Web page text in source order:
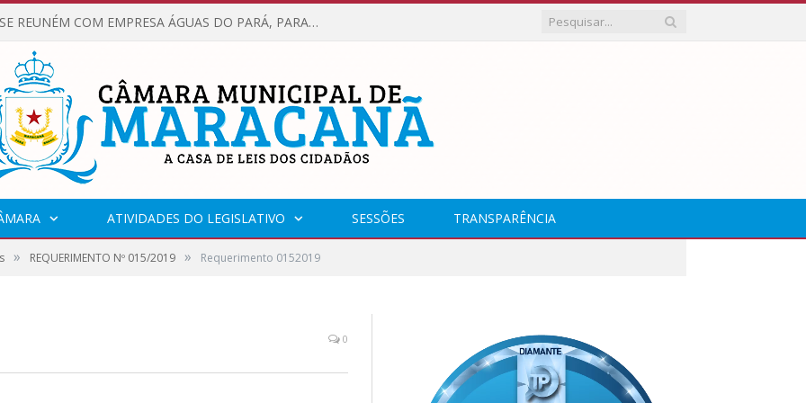
VEREADORES SE REUNÉM COM EMPRESA ÁGUAS DO PARÁ, PARA APRESENTAR REIVINDICAÇÕES E MELHORIAS NA QUALIDADE DOS SERVIÇOS OFERECIDOS Á POPULAÇÃO.
ATIVIDADES DO LEGISLATIVO SESSÕES TRANSPARÊNCIA
» REQUERIMENTO Nº 015/2019 » Requerimento 0152019
0